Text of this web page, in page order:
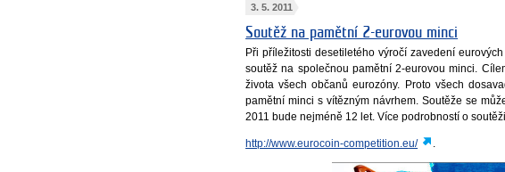
3. 5. 2011
Soutěž na pamětní 2-eurovou minci
Při příležitosti desetiletého výročí zavedení
soutěž na společnou pamětní 2-eurovou minci.
života všech občanů eurozóny. Proto všech
pamětní minci s vítězným návrhem. Soutěže se
2011 bude nejméně 12 let. Více podrobností o
http://www.eurocoin-competition.eu/ .